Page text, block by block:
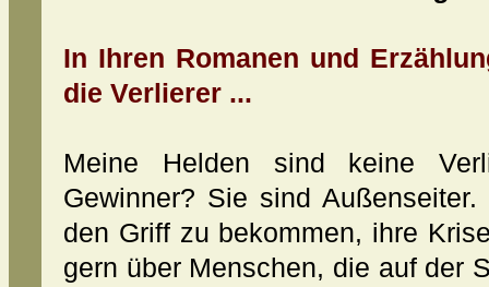
In Ihren Romanen und
die Verlierer ...
Meine Helden sind keine
Gewinner? Sie sind
den Griff zu bekommen, ihre
gern über Menschen, die auf der